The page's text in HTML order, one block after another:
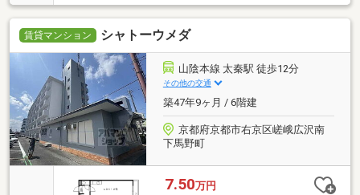
賃貸マンション シャトーウメダ
山陰本線 太秦駅 徒歩12分
その他の交通
築47年9ヶ月 / 6階建
京都府京都市右京区嵯峨広沢南
下馬野町
7.50万円